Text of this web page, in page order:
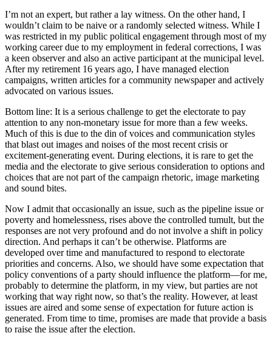
I’m not an expert, but rather a lay witness. On the other hand, I
wouldn’t claim to be naive or a randomly selected witness. While I
was restricted in my public political engagement through most of my
working career due to my employment in federal corrections, I was
a keen observer and also an active participant at the municipal level.
After my retirement 16 years ago, I have managed election
campaigns, written articles for a community newspaper and actively
advocated on various issues.
Bottom line: It is a serious challenge to get the electorate to pay
attention to any non-monetary issue for more than a few weeks.
Much of this is due to the din of voices and communication styles
that blast out images and noises of the most recent crisis or
excitement-generating event. During elections, it is rare to get the
media and the electorate to give serious consideration to options and
choices that are not part of the campaign rhetoric, image marketing
and sound bites.
Now I admit that occasionally an issue, such as the pipeline issue or
poverty and homelessness, rises above the controlled tumult, but the
responses are not very profound and do not involve a shift in policy
direction. And perhaps it can’t be otherwise. Platforms are
developed over time and manufactured to respond to electorate
priorities and concerns. Also, we should have some expectation that
policy conventions of a party should influence the platform—for me,
probably to determine the platform, in my view, but parties are not
working that way right now, so that’s the reality. However, at least
issues are aired and some sense of expectation for future action is
generated. From time to time, promises are made that provide a basis
to raise the issue after the election.